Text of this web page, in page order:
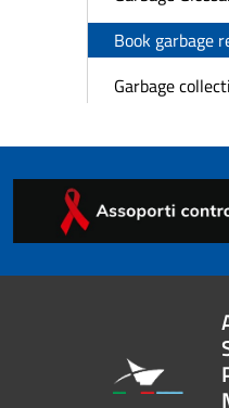
Book garbage
Garbage